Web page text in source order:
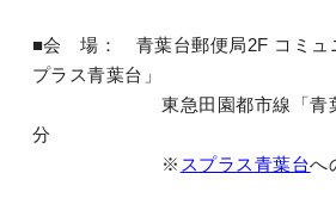
■会 場： 青葉台郵便局2F コミュ
プラス青葉台」
東急田園都市線「青葉台
分
※ スプラス青葉台へ